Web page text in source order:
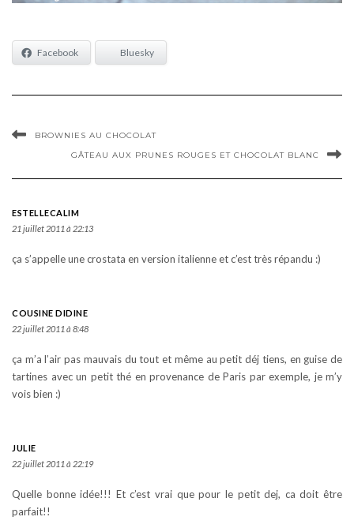
Facebook Bluesky
BROWNIES AU CHOCOLAT
GÂTEAU AUX PRUNES ROUGES ET CHOCOLAT BLANC
ESTELLECALIM
21 juillet 2011 à 22:13
ça s’appelle une crostata en version italienne et c’est très répandu :)
COUSINE DIDINE
22 juillet 2011 à 8:48
ça m’a l’air pas mauvais du tout et même au petit déj tiens, en guise de
tartines avec un petit thé en provenance de Paris par exemple, je m’y
vois bien :)
JULIE
22 juillet 2011 à 22:19
Quelle bonne idée!!! Et c’est vrai que pour le petit dej, ca doit être
parfait!!